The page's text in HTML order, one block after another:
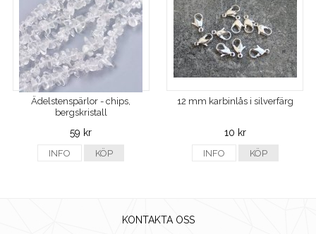
Ädelstenspärlor - chips,
bergskristall
59 kr
INFO KÖP
12 mm karbinlås i silverfärg
10 kr
INFO KÖP
KONTAKTA OSS